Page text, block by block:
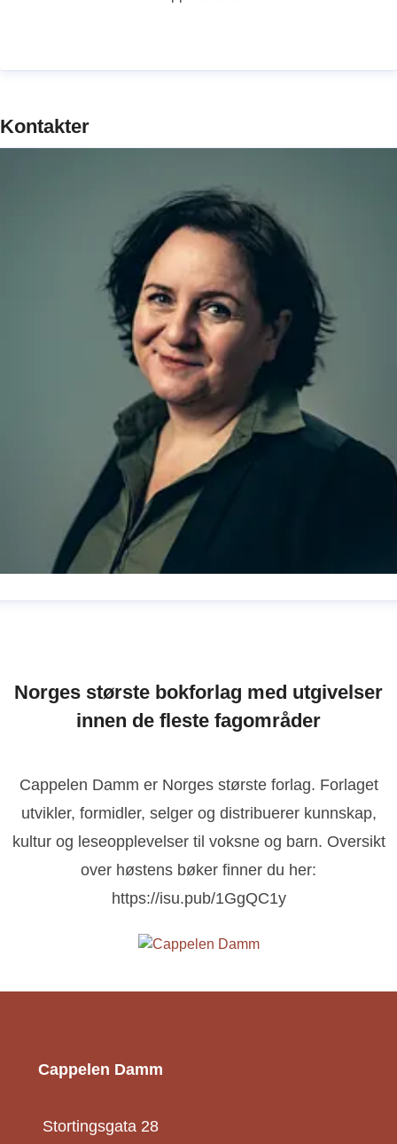
Kontakter
Norges største bokforlag med utgivelser
innen de fleste fagområder
Cappelen Damm er Norges største forlag. Forlaget
utvikler, formidler, selger og distribuerer kunnskap,
kultur og leseopplevelser til voksne og barn. Oversikt
over høstens bøker finner du her:
https://isu.pub/1GgQC1y
Cappelen Damm
Stortingsgata 28